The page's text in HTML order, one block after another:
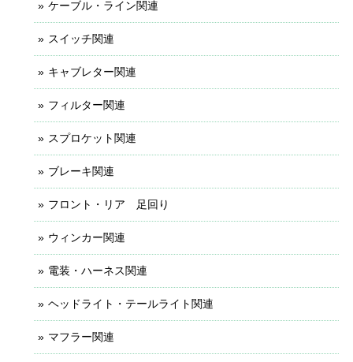
ケーブル・ライン関連
スイッチ関連
キャブレター関連
フィルター関連
スプロケット関連
ブレーキ関連
フロント・リア 足回り
ウィンカー関連
電装・ハーネス関連
ヘッドライト・テールライト関連
マフラー関連